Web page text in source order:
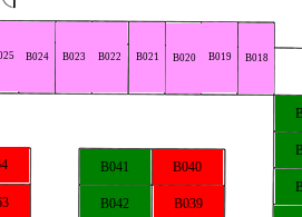
B018
B019
B020
B021
B022
B023
B024
B039
B040
B041
B042